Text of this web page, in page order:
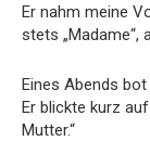
Er nahm meine
stets „Madame“,
Eines Abends
Er blickte kurz
Mutter.“